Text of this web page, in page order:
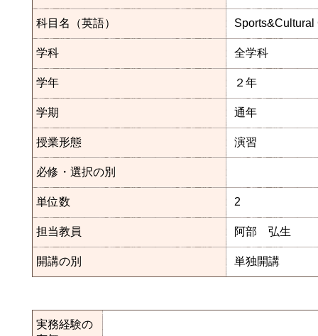
科目名（英語）
学科 全学科
学年 ２年
学期 通年
授業形態 演習
必修・選択の別
単位数 2
担当教員 阿部 弘生
開講の別 単独開講
実務経験の